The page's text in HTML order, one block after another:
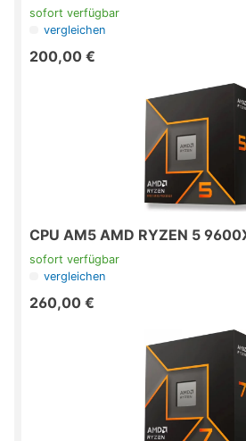
Jabra
Kingston
LC-Power
Manli Technology
Operations Ltd
MSI
noctua
QNAP
sofort verfügbar
vergleichen
200,00 €
CPU AM5 AMD RYZEN 5
sofort verfügbar
vergleichen
260,00 €